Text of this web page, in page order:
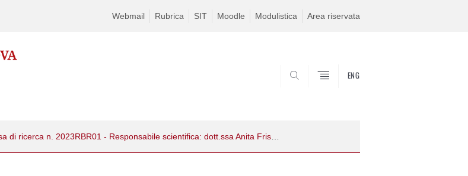
Webmail Rubrica SIT Moodle Modulistica Area riservata
ENG
Bando Borsa di ricerca n. 2023RBR01 - Responsabile scientifica: dott.ssa Anita Frison